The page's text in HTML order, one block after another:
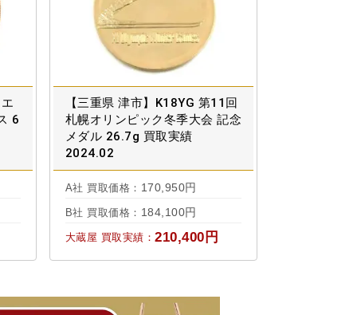
6
【三重県 津市】K18YG 第11回
札幌オリンピック冬季大会 記念
メダル 26.7g 買取実績
2024.02
A社 買取価格： 170,950円
B社 買取価格： 184,100円
大蔵屋 買取実績： 210,400円